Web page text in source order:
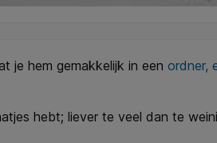
je hem gemakkelijk in een ordner,
hebt; liever te veel dan te